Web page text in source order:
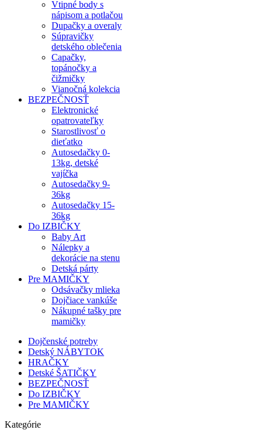
Vtipné body s
nápisom a potlačou
Dupačky a overaly
Súpravičky
detského oblečenia
Capačky,
topánočky a
čižmičky
Vianočná kolekcia
BEZPEČNOSŤ
Elektronické
opatrovateľky
Starostlivosť o
dieťatko
Autosedačky 0-
13kg, detské
vajíčka
Autosedačky 9-
36kg
Autosedačky 15-
36kg
Do IZBIČKY
Baby Art
Nálepky a
dekorácie na stenu
Detská párty
Pre MAMIČKY
Odsávačky mlieka
Dojčiace vankúše
Nákupné tašky pre
mamičky
Dojčenské potreby
Detský NÁBYTOK
HRAČKY
Detské ŠATIČKY
BEZPEČNOSŤ
Do IZBIČKY
Pre MAMIČKY
Kategórie